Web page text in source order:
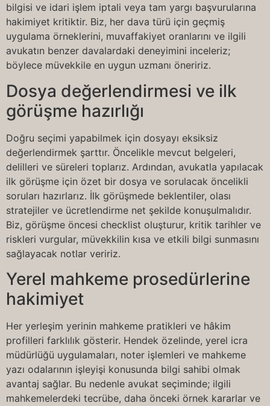
bilgisi ve idari işlem iptali veya tam yargı başvurularına
hakimiyet kritiktir. Biz, her dava türü için geçmiş
uygulama örneklerini, muvaffakiyet oranlarını ve ilgili
avukatın benzer davalardaki deneyimini inceleriz;
böylece müvekkile en uygun uzmanı öneririz.
Dosya değerlendirmesi ve ilk
görüşme hazırlığı
Doğru seçimi yapabilmek için dosyayı eksiksiz
değerlendirmek şarttır. Öncelikle mevcut belgeleri,
delilleri ve süreleri toplarız. Ardından, avukatla yapılacak
ilk görüşme için özet bir dosya ve sorulacak öncelikli
soruları hazırlarız. İlk görüşmede beklentiler, olası
stratejiler ve ücretlendirme net şekilde konuşulmalıdır.
Biz, görüşme öncesi checklist oluşturur, kritik tarihler ve
riskleri vurgular, müvekkilin kısa ve etkili bilgi sunmasını
sağlayacak notlar veririz.
Yerel mahkeme prosedürlerine
hakimiyet
Her yerleşim yerinin mahkeme pratikleri ve hâkim
profilleri farklılık gösterir. Hendek özelinde, yerel icra
müdürlüğü uygulamaları, noter işlemleri ve mahkeme
yazı odalarının işleyişi konusunda bilgi sahibi olmak
avantaj sağlar. Bu nedenle avukat seçiminde; ilgili
mahkemelerdeki tecrübe, daha önceki örnek kararlar ve